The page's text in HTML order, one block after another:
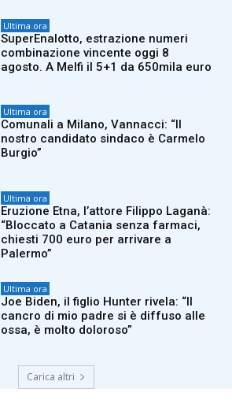
Ultima ora
SuperEnalotto, estrazione numeri
combinazione vincente oggi 8
agosto. A Melfi il 5+1 da 650mila euro
Ultima ora
Comunali a Milano, Vannacci: “Il
nostro candidato sindaco è Carmelo
Burgio”
Ultima ora
Eruzione Etna, l’attore Filippo Laganà:
“Bloccato a Catania senza farmaci,
chiesti 700 euro per arrivare a
Palermo”
Ultima ora
Joe Biden, il figlio Hunter rivela: “Il
cancro di mio padre si è diffuso alle
ossa, è molto doloroso”
Carica altri